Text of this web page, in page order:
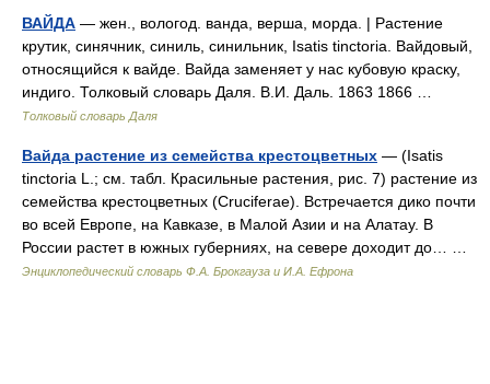
ВАЙДА — жен., вологод. ванда, верша, морда. | Растение
крутик, синячник, синиль, синильник, Isatis tinctoria. Вайдовый,
относящийся к вайде. Вайда заменяет у нас кубовую краску,
индиго. Толковый словарь Даля. В.И. Даль. 1863 1866 …
Толковый словарь Даля
Вайда растение из семейства крестоцветных — (Isatis
tinctoria L.; см. табл. Красильные растения, рис. 7) растение из
семейства крестоцветных (Cruciferae). Встречается дико почти
во всей Европе, на Кавказе, в Малой Азии и на Алатау. В
России растет в южных губерниях, на севере доходит до… …
Энциклопедический словарь Ф.А. Брокгауза и И.А. Ефрона